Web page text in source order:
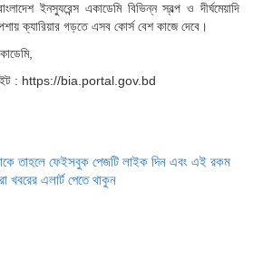
ইনস্যুরেন্স একাডেমি বিভিন্ন স্বল্প ও দীর্ঘমেয়াদি
ক্যারিয়ার গড়তে এসব কোর্স বেশ কাজে দেবে।
: https://bia.portal.gov.bd
তাহলে ফেইসবুক পেজটি লাইক দিন এবং এই রকম
খবরের এলার্ট পেতে থাকুন